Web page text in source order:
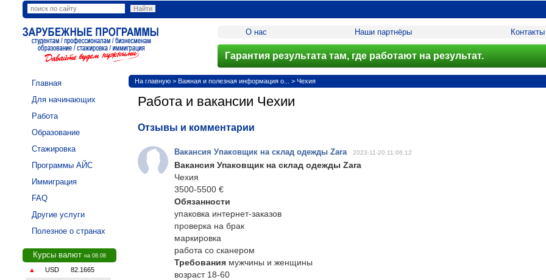
О нас Наши партнёры Контакты
Гарантия результата там, где работают на результат.
Главная
Для начинающих
Работа
Образование
Стажировка
Программы АЙС
Иммиграция
FAQ
Другие услуги
Полезное о странах
Курсы валют на 08.08
▲ USD 82.1665
На главную > Важная и полезная информация о... > Чехия
Работа и вакансии Чехии
Отзывы и комментарии
Вакансия Упаковщик на склад одежды Zara 2023-11-20 11:06:12
Вакансия Упаковщик на склад одежды Zara
Чехия
3500-5500 €
Обязанности
упаковка интернет-заказов
проверка на брак
маркировка
работа со сканером
Требования мужчины и женщины
возраст 18-60